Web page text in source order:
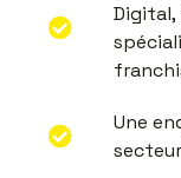
Digital,
Une